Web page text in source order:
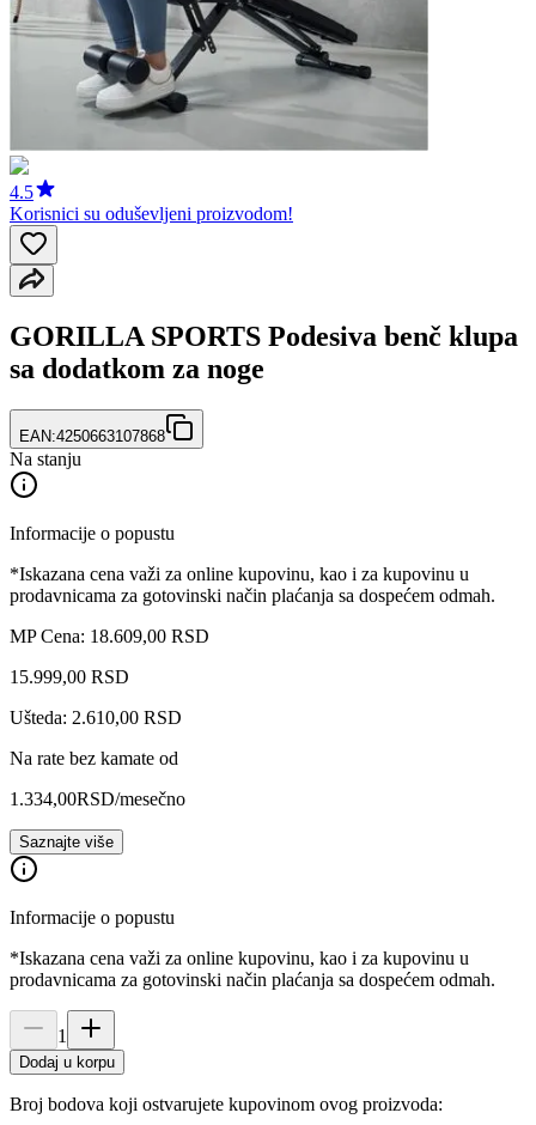
4.5
Korisnici su oduševljeni proizvodom!
GORILLA SPORTS Podesiva benč klupa
sa dodatkom za noge
EAN:4250663107868
Na stanju
Informacije o popustu
*Iskazana cena važi za online kupovinu, kao i za kupovinu u
prodavnicama za gotovinski način plaćanja sa dospećem odmah.
MP Cena: 18.609,00 RSD
15.999,00 RSD
Ušteda: 2.610,00 RSD
Na rate bez kamate od
1.334,00RSD/mesečno
Saznajte više
Informacije o popustu
*Iskazana cena važi za online kupovinu, kao i za kupovinu u
prodavnicama za gotovinski način plaćanja sa dospećem odmah.
1
Dodaj u korpu
Broj bodova koji ostvarujete kupovinom ovog proizvoda: